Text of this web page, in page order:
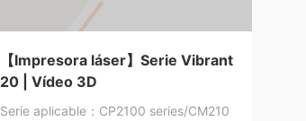
【Impresora láser】Serie Vibrant
20 | Vídeo 3D
Serie aplicable：CP2100 series/CM210